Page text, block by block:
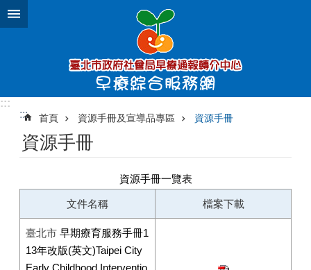
跳到主要內容區塊
:::
:::
首頁 資源手冊及宣導品專區 資源手冊
資源手冊
文件名稱 檔案下載
資源手冊一覽表
臺北市 早期療育服務手冊1
13年改版(英文)Taipei City
Early Childhood Interventio